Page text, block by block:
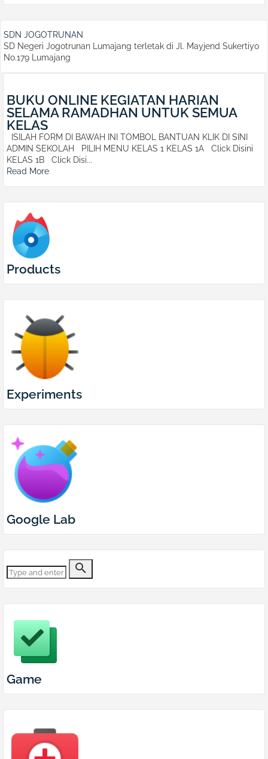
SDN JOGOTRUNAN
SD Negeri Jogotrunan Lumajang terletak di Jl. Mayjend Sukertiyo
No.179 Lumajang
BUKU ONLINE KEGIATAN HARIAN
SELAMA RAMADHAN UNTUK SEMUA
KELAS
ISILAH FORM DI BAWAH INI TOMBOL BANTUAN KLIK DI SINI
ADMIN SEKOLAH PILIH MENU KELAS 1 KELAS 1A Click Disini
KELAS 1B Click Disi...
Read More
Products
Experiments
Google Lab
Game